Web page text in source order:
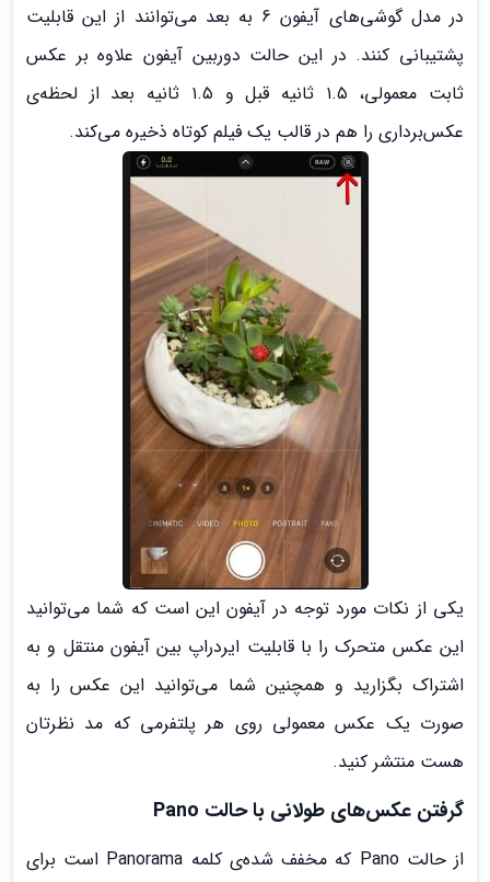
در مدل گوشی‌های آیفون 6 به بعد می‌توانند از این قابلیت
پشتیبانی کنند. در این حالت دوربین آیفون علاوه بر عکس
ثابت معمولی، ۱.۵ ثانیه قبل و ۱.۵ ثانیه بعد از لحظه‌ی
عکس‌برداری را هم در قالب یک فیلم کوتاه ذخیره می‌کند.
یکی از نکات مورد توجه در آیفون این است که شما می‌توانید
این عکس متحرک را با قابلیت ایردراپ بین آیفون منتقل و به
اشتراک بگزارید و همچنین شما می‌توانید این عکس را به
صورت یک عکس معمولی روی هر پلتفرمی که مد نظرتان
هست منتشر کنید.
گرفتن عکس‌های طولانی با حالت Pano‌
از حالت Pano‌ که مخفف شده‌ی کلمه Panorama است برای